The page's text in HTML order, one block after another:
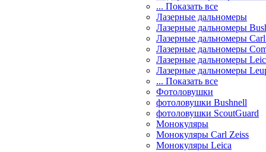
... Показать все
Лазерные дальномеры
Лазерные дальномеры
Лазерные дальномеры
Лазерные дальномеры
Лазерные дальномеры
Лазерные дальномеры
... Показать все
Фотоловушки
фотоловушки Bushnell
фотоловушки ScoutGuard
Монокуляры
Монокуляры Carl Zeiss
Монокуляры Leica